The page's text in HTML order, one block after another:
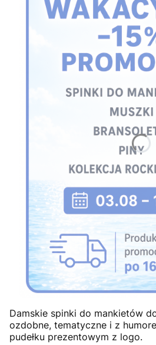
Damskie spinki do mankietów
ozdobne, tematyczne i z
pudełku prezentowym z logo.